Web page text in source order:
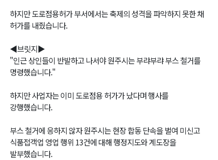
하지만 도로점용허가 부서에서는 축제의 성격을 파악하지 못한 채
허가를 내줬습니다.
◀브릿지▶
"인근 상인들이 반발하고 나서야 원주시는 부랴부랴 부스 철거를
명령했습니다."
하지만 사업자는 이미 도로점용 허가가 났다며 행사를
강행했습니다.
부스 철거에 응하지 않자 원주시는 현장 합동 단속을 벌여 미신고
식품접객업 영업 행위 13건에 대해 행정지도와 계도장을
발부했습니다.